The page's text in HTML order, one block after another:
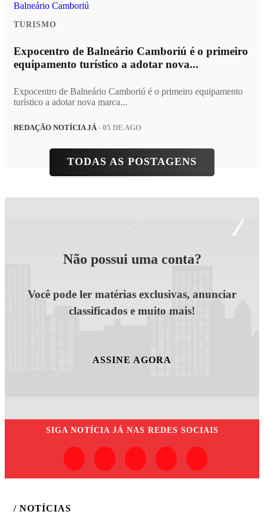
TURISMO
Expocentro de Balneário Camboriú é o primeiro
equipamento turístico a adotar nova...
Expocentro de Balneário Camboriú é o primeiro equipamento
turístico a adotar nova marca...
REDAÇÃO NOTÍCIA JÁ- 05 DE AGO
TODAS AS POSTAGENS
Não possui uma conta?
Você pode ler matérias exclusivas, anunciar
classificados e muito mais!
ASSINE AGORA
SIGA NOTÍCIA JÁ NAS REDES SOCIAIS
/ NOTÍCIAS